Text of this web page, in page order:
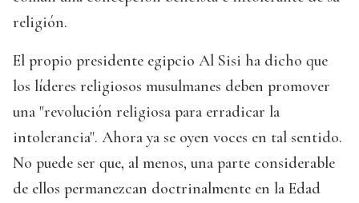
religión.
El propio presidente egipcio Al Sisi ha dicho que
los líderes religiosos musulmanes deben promover
una "revolución religiosa para erradicar la
intolerancia". Ahora ya se oyen voces en tal sentido.
No puede ser que, al menos, una parte considerable
de ellos permanezcan doctrinalmente en la Edad